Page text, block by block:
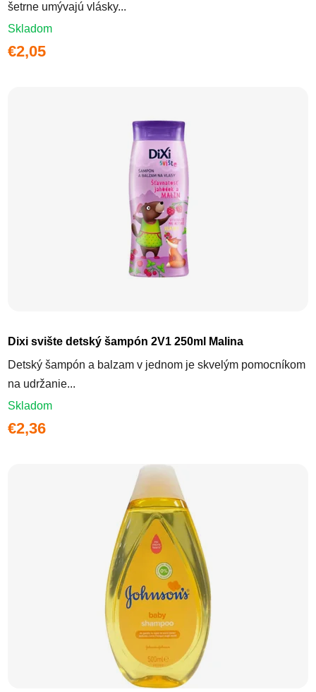
šetrne umývajú vlásky...
Skladom
€2,05
Dixi svište detský šampón 2V1 250ml Malina
Detský šampón a balzam v jednom je skvelým pomocníkom
na udržanie...
Skladom
€2,36